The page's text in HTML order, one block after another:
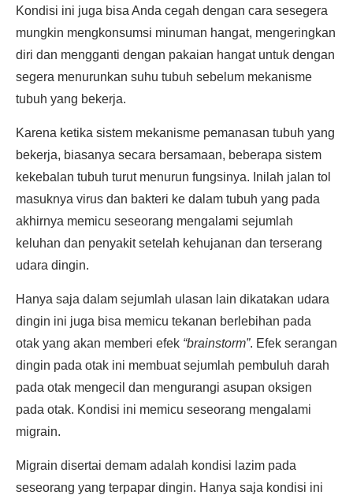
Kondisi ini juga bisa Anda cegah dengan cara sesegera
mungkin mengkonsumsi minuman hangat, mengeringkan
diri dan mengganti dengan pakaian hangat untuk dengan
segera menurunkan suhu tubuh sebelum mekanisme
tubuh yang bekerja.
Karena ketika sistem mekanisme pemanasan tubuh yang
bekerja, biasanya secara bersamaan, beberapa sistem
kekebalan tubuh turut menurun fungsinya. Inilah jalan tol
masuknya virus dan bakteri ke dalam tubuh yang pada
akhirnya memicu seseorang mengalami sejumlah
keluhan dan penyakit setelah kehujanan dan terserang
udara dingin.
Hanya saja dalam sejumlah ulasan lain dikatakan udara
dingin ini juga bisa memicu tekanan berlebihan pada
otak yang akan memberi efek “brainstorm”. Efek serangan
dingin pada otak ini membuat sejumlah pembuluh darah
pada otak mengecil dan mengurangi asupan oksigen
pada otak. Kondisi ini memicu seseorang mengalami
migrain.
Migrain disertai demam adalah kondisi lazim pada
seseorang yang terpapar dingin. Hanya saja kondisi ini